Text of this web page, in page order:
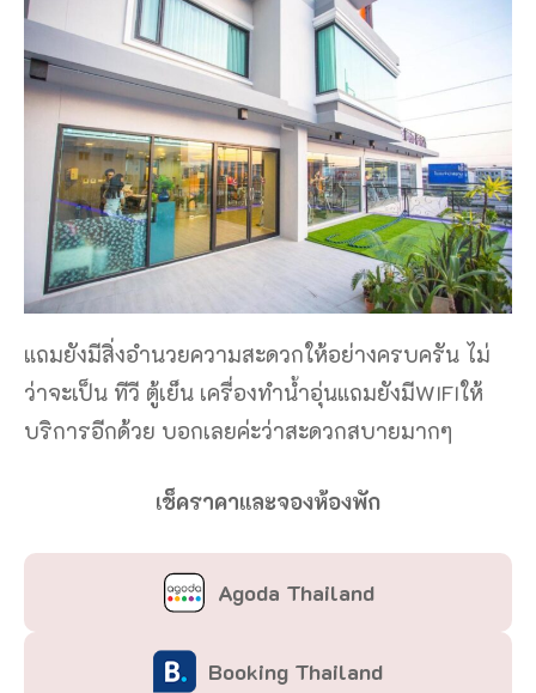
แถมยังมีสิ่งอำนวยความสะดวกให้อย่างครบครัน ไม่
ว่าจะเป็น ทีวี ตู้เย็น เครื่องทำน้ำอุ่นแถมยังมีWIFIให้
บริการอีกด้วย บอกเลยค่ะว่าสะดวกสบายมากๆ
เช็คราคาและจองห้องพัก
Agoda Thailand
Booking Thailand